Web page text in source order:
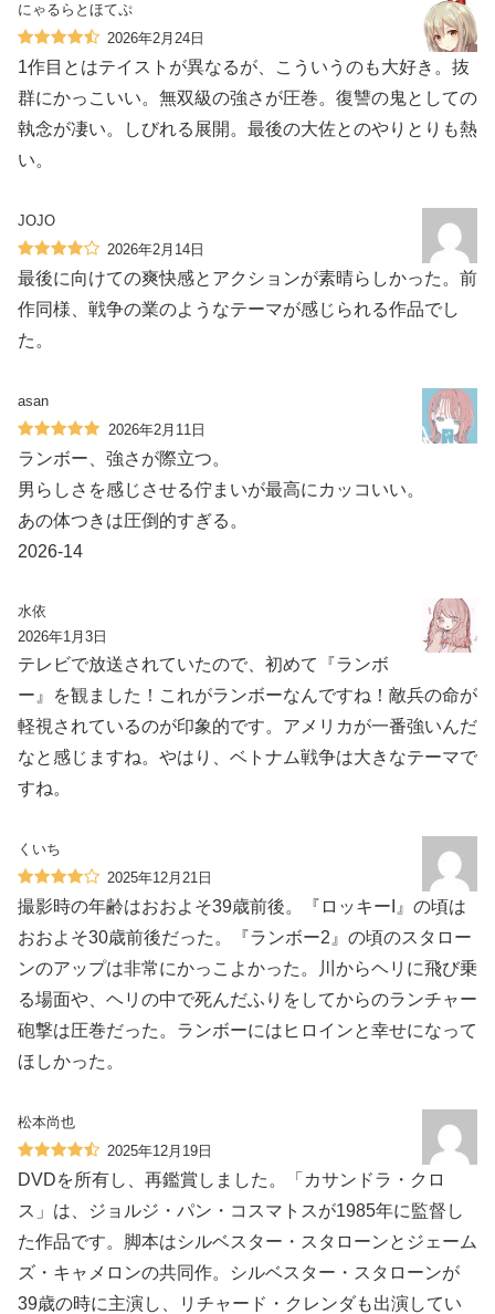
にゃるらとほてぷ
2026年2月24日
1作目とはテイストが異なるが、こういうのも大好き。抜
群にかっこいい。無双級の強さが圧巻。復讐の鬼としての
執念が凄い。しびれる展開。最後の大佐とのやりとりも熱
い。
JOJO
2026年2月14日
最後に向けての爽快感とアクションが素晴らしかった。前
作同様、戦争の業のようなテーマが感じられる作品でし
た。
asan
2026年2月11日
ランボー、強さが際立つ。
男らしさを感じさせる佇まいが最高にカッコいい。
あの体つきは圧倒的すぎる。
2026-14
水依
2026年1月3日
テレビで放送されていたので、初めて『ランボ
ー』を観ました！これがランボーなんですね！敵兵の命が
軽視されているのが印象的です。アメリカが一番強いんだ
なと感じますね。やはり、ベトナム戦争は大きなテーマで
すね。
くいち
2025年12月21日
撮影時の年齢はおおよそ39歳前後。『ロッキーI』の頃は
おおよそ30歳前後だった。『ランボー2』の頃のスタロー
ンのアップは非常にかっこよかった。川からヘリに飛び乗
る場面や、ヘリの中で死んだふりをしてからのランチャー
砲撃は圧巻だった。ランボーにはヒロインと幸せになって
ほしかった。
松本尚也
2025年12月19日
DVDを所有し、再鑑賞しました。「カサンドラ・クロ
ス」は、ジョルジ・パン・コスマトスが1985年に監督し
た作品です。脚本はシルベスター・スタローンとジェーム
ズ・キャメロンの共同作。シルベスター・スタローンが
39歳の時に主演し、リチャード・クレンダも出演してい